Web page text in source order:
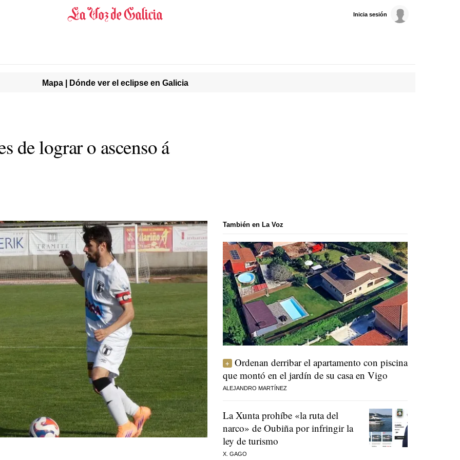
Inicia sesión
Mapa | Dónde ver el eclipse en Galicia
de lograr o ascenso á
También en La Voz
Ordenan derribar el apartamento con piscina
que montó en el jardín de su casa en Vigo
ALEJANDRO MARTÍNEZ
La Xunta prohíbe «la ruta del
narco» de Oubiña por infringir la
ley de turismo
X. GAGO